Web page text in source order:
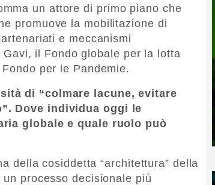
un attore di primo piano che
promuove la mobilitazione di
e meccanismi
il Fondo globale per la lotta
per le Pandemie.
di “colmare lacune, evitare
Dove individua oggi le
globale e quale ruolo può
della cosiddetta “architettura” della
processo decisionale più